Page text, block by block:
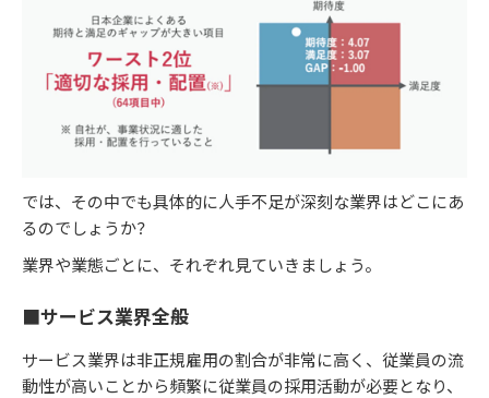
では、その中でも具体的に人手不足が深刻な業界はどこにあ
るのでしょうか？
業界や業態ごとに、それぞれ見ていきましょう。
■サービス業界全般
サービス業界は非正規雇用の割合が非常に高く、従業員の流
動性が高いことから頻繁に従業員の採用活動が必要となり、